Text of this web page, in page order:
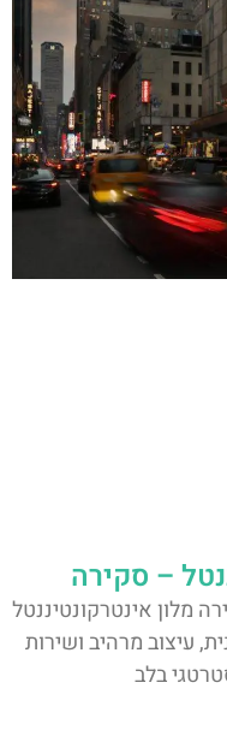
– סקירה
מלון אינטרקונטיננטל
עיצוב מרהיב ושירות
בלב